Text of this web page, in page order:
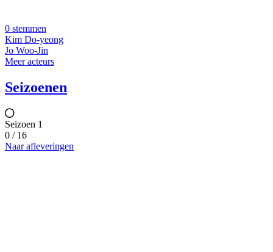
0 stemmen
Kim Do-yeong
Jo Woo-Jin
Meer acteurs
Seizoenen
Seizoen 1
0 / 16
Naar afleveringen